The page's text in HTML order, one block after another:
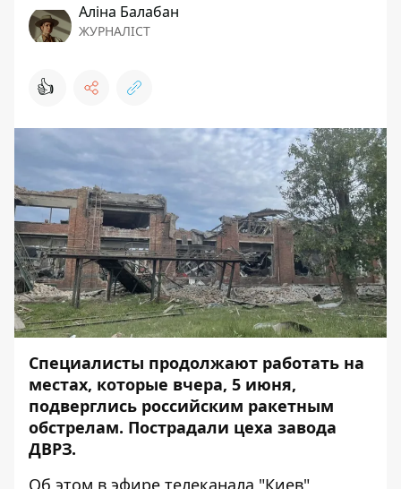
Аліна Балабан
ЖУРНАЛІСТ
👍
Специалисты продолжают работать на
местах, которые вчера, 5 июня,
подверглись российским ракетным
обстрелам. Пострадали цеха завода
ДВРЗ.
Об этом в эфире телеканала "Киев"